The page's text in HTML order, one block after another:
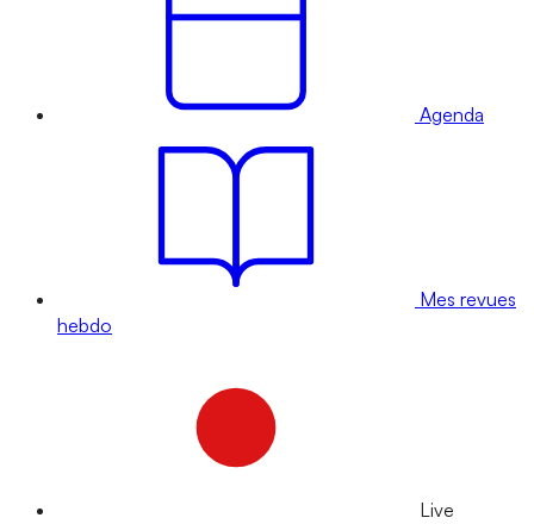
Agenda
Mes revues
hebdo
Live